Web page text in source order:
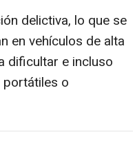
delictiva, lo que se
en vehículos de alta
dificultar e incluso
o